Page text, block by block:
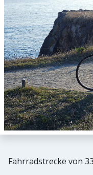
Fahrradstrecke von